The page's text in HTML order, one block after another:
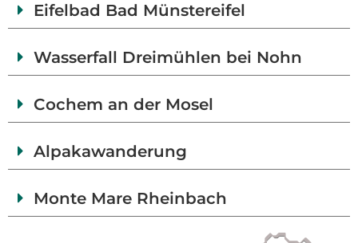
Eifelbad Bad Münstereifel
Wasserfall Dreimühlen bei Nohn
Cochem an der Mosel
Alpakawanderung
Monte Mare Rheinbach